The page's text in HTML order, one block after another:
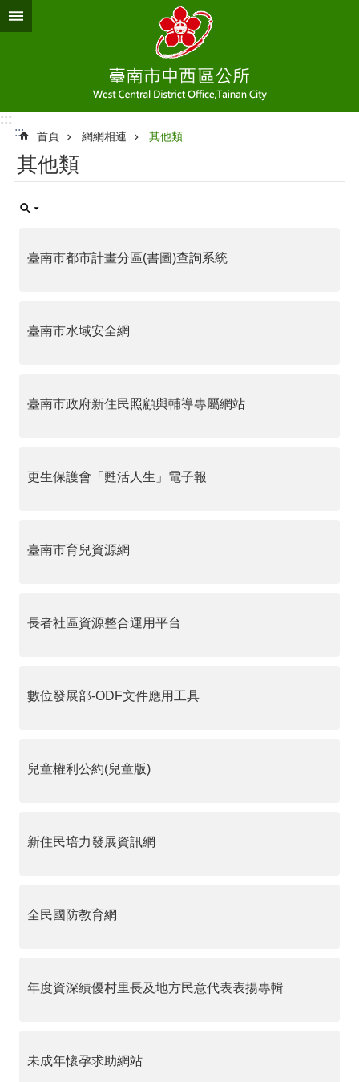
跳到主要內容區塊
:::
:::
首頁 網網相連 其他類
其他類
臺南市都市計畫分區(書圖)查詢系統
臺南市水域安全網
臺南市政府新住民照顧與輔導專屬網站
更生保護會「甦活人生」電子報
臺南市育兒資源網
長者社區資源整合運用平台
數位發展部-ODF文件應用工具
兒童權利公約(兒童版)
新住民培力發展資訊網
全民國防教育網
年度資深績優村里長及地方民意代表表揚專輯
未成年懷孕求助網站